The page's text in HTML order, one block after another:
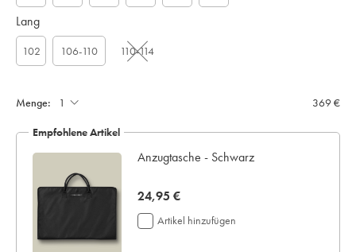
Lang
102 106-110 110-114
Menge: 369 €
Empfohlene Artikel
Anzugtasche - Schwarz
now
24,95
€
24,95 €
Artikel hinzufügen